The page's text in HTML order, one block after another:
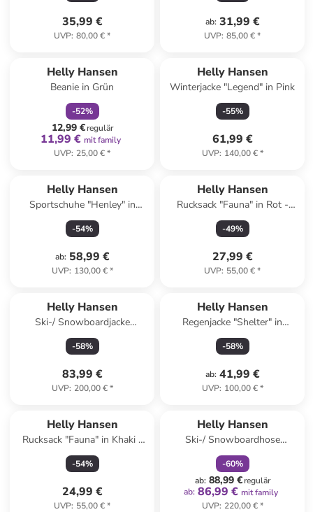
35,99 €
UVP: 80,00 €*
ab: 31,99 €
UVP: 85,00 €*
Helly Hansen
Beanie in Grün
-52%
12,99 €regulär
11,99 € mit family
UVP: 25,00 €*
Helly Hansen
Winterjacke "Legend" in Pink
-55%
61,99 €
UVP: 140,00 €*
Helly Hansen
Sportschuhe "Henley" in
Dunkelblau
-54%
ab: 58,99 €
UVP: 130,00 €*
Helly Hansen
Rucksack "Fauna" in Rot -
(B)16,5 x (H)32 x (T)13 cm - 6
l
-49%
27,99 €
UVP: 55,00 €*
Helly Hansen
Ski-/ Snowboardjacke
"Kvitfjell Race" in Dunkelblau
-58%
83,99 €
UVP: 200,00 €*
Helly Hansen
Regenjacke "Shelter" in
Hellblau
-58%
ab: 41,99 €
UVP: 100,00 €*
Helly Hansen
Rucksack "Fauna" in Khaki -
(B)16,5 x (H)32 x (T)13 cm - 6
l
-54%
24,99 €
UVP: 55,00 €*
Helly Hansen
Ski-/ Snowboardhose
"Switch" in Gelb
-60%
ab: 88,99 €regulär
ab: 86,99 € mit family
UVP: 220,00 €*